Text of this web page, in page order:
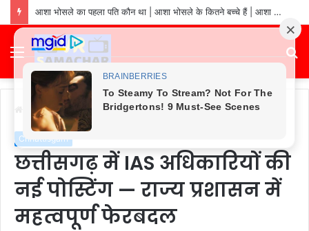
आशा भोसले का पहला पति कौन था | आशा भोसले के कितने बच्चे हैं | आशा भोसले ने कितनी शादियां की हैं | आशा भोसले का जीवन परिचय
Menu
Home/Chhattisgarh
Chhattisgarh
छत्तीसगढ़ में IAS अधिकारियों की
नई पोस्टिंग — राज्य प्रशासन में
महत्वपूर्ण फेरबदल